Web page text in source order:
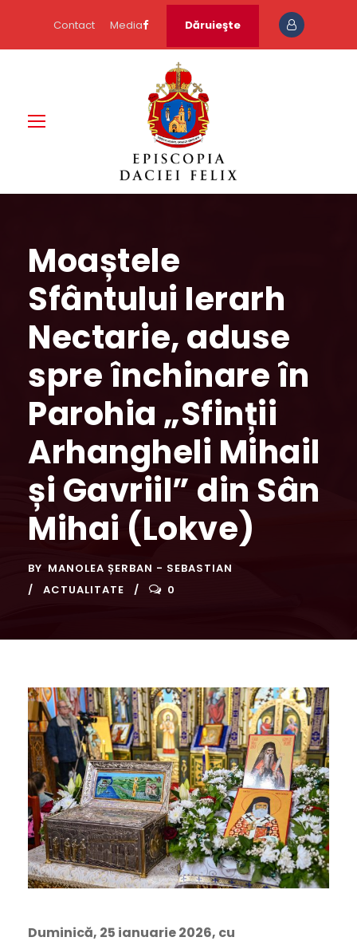
Contact Media Dăruieşte
Moaștele
Sfântului Ierarh
Nectarie, aduse
spre închinare în
Parohia „Sfinții
Arhangheli Mihail
și Gavriil” din Sân
Mihai (Lokve)
BY MANOLEA ȘERBAN - SEBASTIAN
ACTUALITATE
0
Duminică, 25 ianuarie 2026, cu